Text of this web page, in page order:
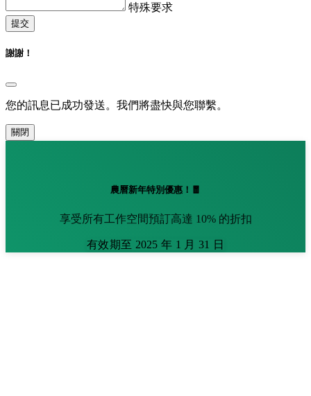
特殊要求
提交
謝謝！
您的訊息已成功發送。我們將盡快與您聯繫。
關閉
農曆新年特別優惠！🧧
享受所有工作空間預訂高達 10% 的折扣
有效期至 2025 年 1 月 31 日